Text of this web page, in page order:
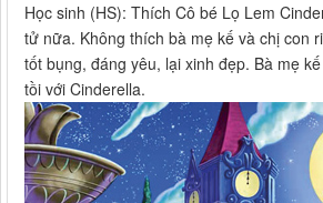
Học sinh (HS): Thích Cô bé Lọ Lem
tử nữa. Không thích bà mẹ kế và chị con
tốt bụng, đáng yêu, lại xinh đẹp. Bà mẹ
tồi với Cinderella.